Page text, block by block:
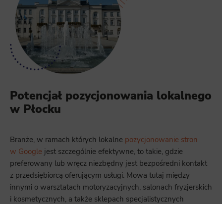
Potencjał pozycjonowania lokalnego
w Płocku
Branże, w ramach których lokalne pozycjonowanie stron
w Google jest szczególnie efektywne, to takie, gdzie
preferowany lub wręcz niezbędny jest bezpośredni kontakt
z przedsiębiorcą oferującym usługi. Mowa tutaj między
innymi o warsztatach motoryzacyjnych, salonach fryzjerskich
i kosmetycznych, a także sklepach specjalistycznych